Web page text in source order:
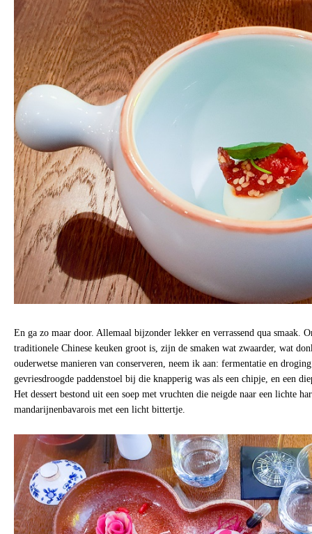
En ga zo maar door. Allemaal bijzonder lekker en verrassend qua smaak.
traditionele Chinese keuken groot is, zijn de smaken wat zwaarder, wat
ouderwetse manieren van conserveren, neem ik aan: fermentatie en
gevriesdroogde paddenstoel bij die knapperig was als een chipje, en een
Het dessert bestond uit een soep met vruchten die neigde naar een lichte
mandarijnenbavarois met een licht bittertje.